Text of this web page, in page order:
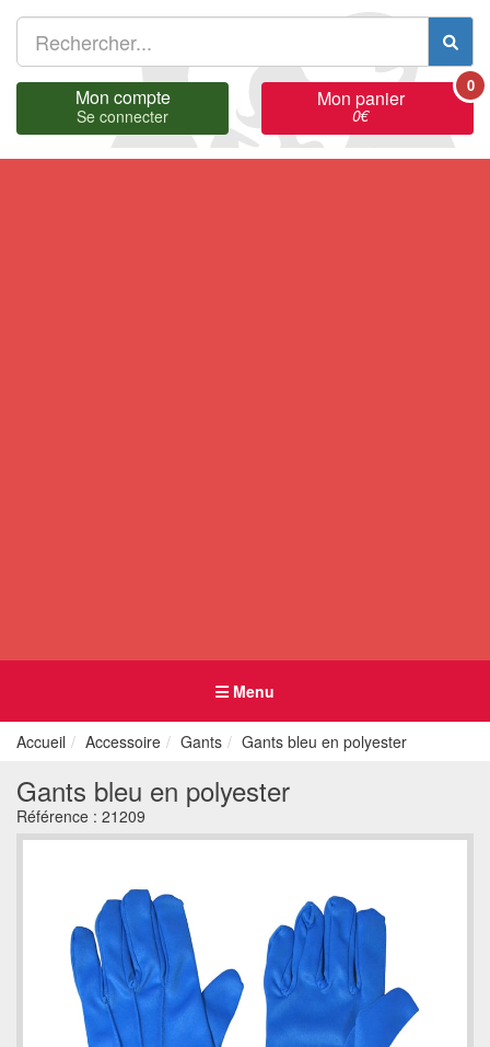
Mon compte
Se connecter
Mon panier
0€
0
Menu
Accueil Accessoire Gants Gants bleu en polyester
Gants bleu en polyester
Référence : 21209